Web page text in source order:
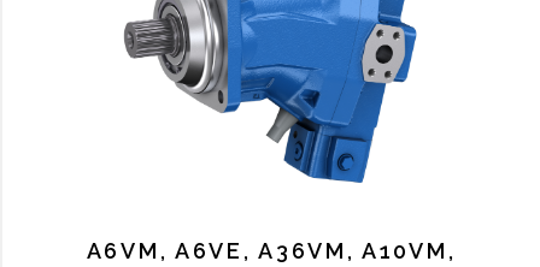
A6VM, A6VE, A36VM, A10VM,